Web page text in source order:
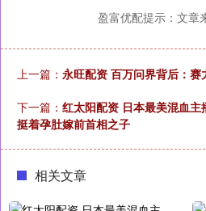
盈富优配提示：文章
上一篇： 永旺配资 百万问界背后：
下一篇： 红太阳配资 日本最美混血
挺着孕肚嫁前首相之子
相关文章